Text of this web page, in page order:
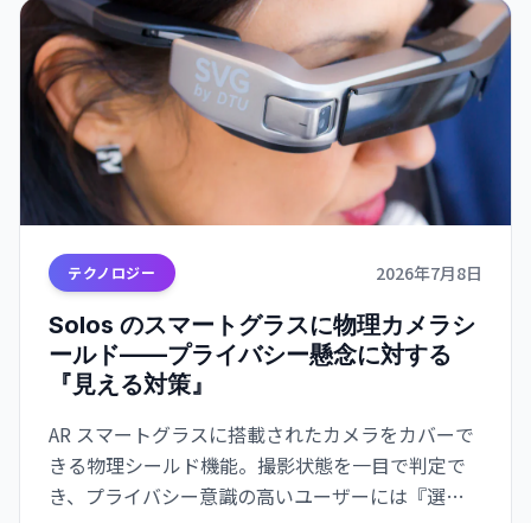
テクノロジー 2026年7月8日
Solos のスマートグラスに物理カメラシ
ールド——プライバシー懸念に対する
『見える対策』
AR スマートグラスに搭載されたカメラをカバーで
きる物理シールド機能。撮影状態を一目で判定で
き、プライバシー意識の高いユーザーには『選択